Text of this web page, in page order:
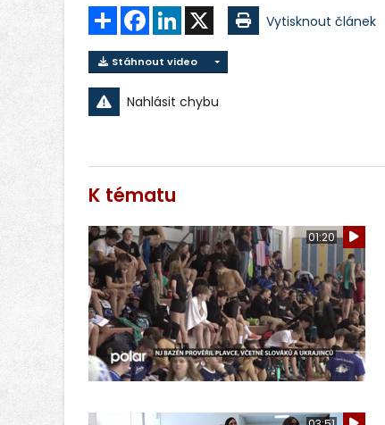
Sdílet FacebookLinkedIn Vytisknout článek
Stáhnout video
Nahlásit chybu
K tématu
01:20